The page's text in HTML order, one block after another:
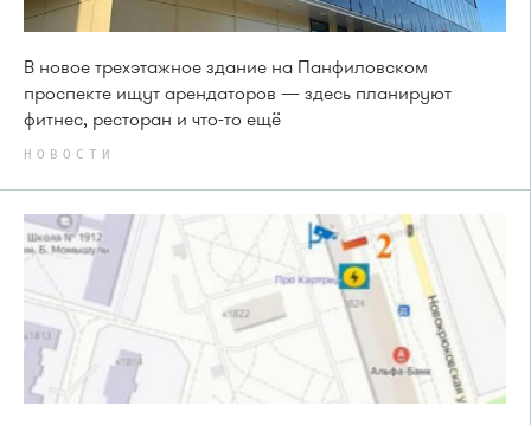
В новое трехэтажное здание на Панфиловском
проспекте ищут арендаторов — здесь планируют
фитнес, ресторан и что-то ещё
НОВОСТИ